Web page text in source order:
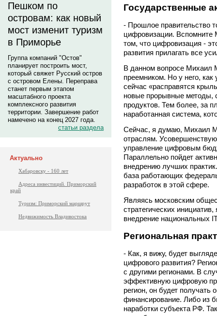
Пешком по
островам: как новый
мост изменит туризм
в Приморье
Группа компаний "Остов"
планирует построить мост,
который свяжет Русский остров
с островом Елены. Переправа
станет первым этапом
масштабного проекта
комплексного развития
территории. Завершение работ
намечено на конец 2027 года.
статьи раздела
Актуально
Хабаровску - 160 лет
Адреса инвестиций. Приморский
край
Туризм: Приморский маршрут
Недвижимость Владивостока
Государственные
- Прошлое правительство
цифровизации. Вспомните
том, что цифровизация -
развития прилагать все
В данном вопросе Михаил
преемником. Но у него,
сейчас «расправятся
новые прорывные методы,
продуктов. Тем более, за
наработанная система,
Сейчас, я думаю, Михаил
отраслям.
управление цифровым
Параллельно пойдет
внедрению лучших
база работающих
разработок в этой сфере.
Являясь московским
стратегических
внедрение национальных
Региональная
- Как, я вижу, будет
цифрового развития?
с другими регионами. В
эффективную цифровую
регион, он будет получать
финансирование. Либо из
наработки субъекта РФ.